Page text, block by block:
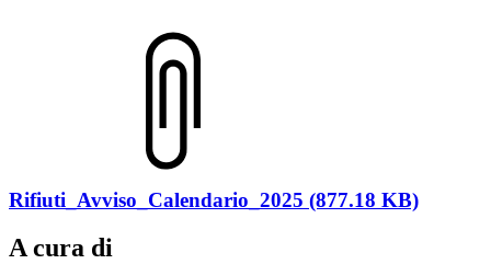
Rifiuti_Avviso_Calendario_2025 (877.18 KB)
A cura di